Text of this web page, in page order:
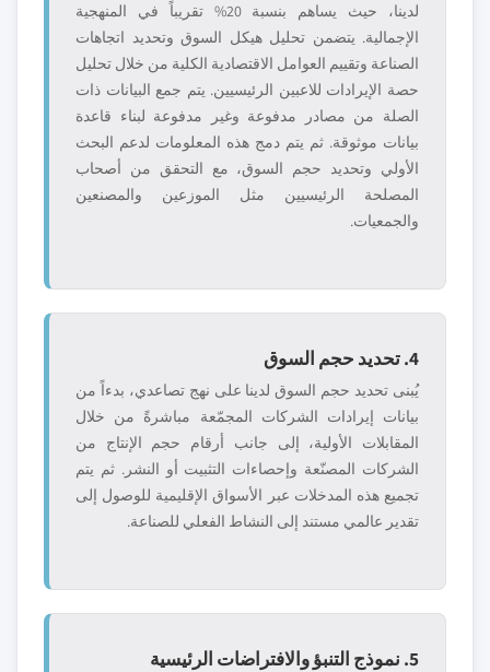
لدينا، حيث يساهم بنسبة 20% تقريباً في المنهجية
الإجمالية. يتضمن تحليل هيكل السوق وتحديد اتجاهات
الصناعة وتقييم العوامل الاقتصادية الكلية من خلال تحليل
حصة الإيرادات للاعبين الرئيسيين. يتم جمع البيانات ذات
الصلة من مصادر مدفوعة وغير مدفوعة لبناء قاعدة
بيانات موثوقة. ثم يتم دمج هذه المعلومات لدعم البحث
الأولي وتحديد حجم السوق، مع التحقق من أصحاب
المصلحة الرئيسيين مثل الموزعين والمصنعين
والجمعيات.
4. تحديد حجم السوق
يُبنى تحديد حجم السوق لدينا على نهج تصاعدي، بدءاً من
بيانات إيرادات الشركات المجمّعة مباشرةً من خلال
المقابلات الأولية، إلى جانب أرقام حجم الإنتاج من
الشركات المصنّعة وإحصاءات التثبيت أو النشر. ثم يتم
تجميع هذه المدخلات عبر الأسواق الإقليمية للوصول إلى
تقدير عالمي مستند إلى النشاط الفعلي للصناعة.
5. نموذج التنبؤ والافتراضات الرئيسية